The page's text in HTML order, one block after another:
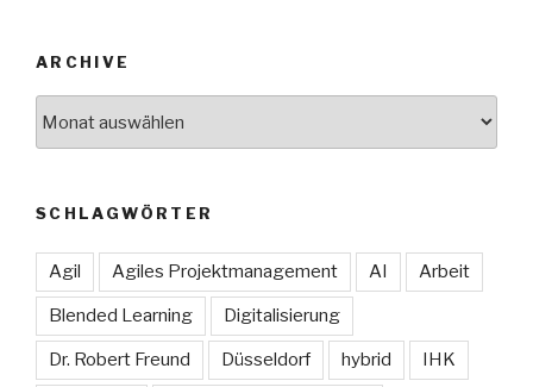
ARCHIVE
SCHLAGWÖRTER
Agil Agiles Projektmanagement AI Arbeit
Blended Learning Digitalisierung
Dr. Robert Freund Düsseldorf hybrid IHK